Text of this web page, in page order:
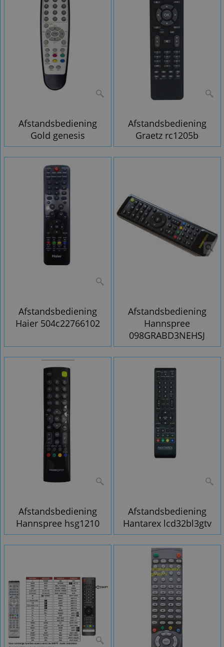
Afstandsbediening
Gold genesis
Afstandsbediening
Graetz rc1205b
Afstandsbediening
Haier 504c22766102
Afstandsbediening
Hannspree
098GRABD3NEHSJ
Afstandsbediening
Hannspree hsg1210
Afstandsbediening
Hantarex lcd32bl3gtv